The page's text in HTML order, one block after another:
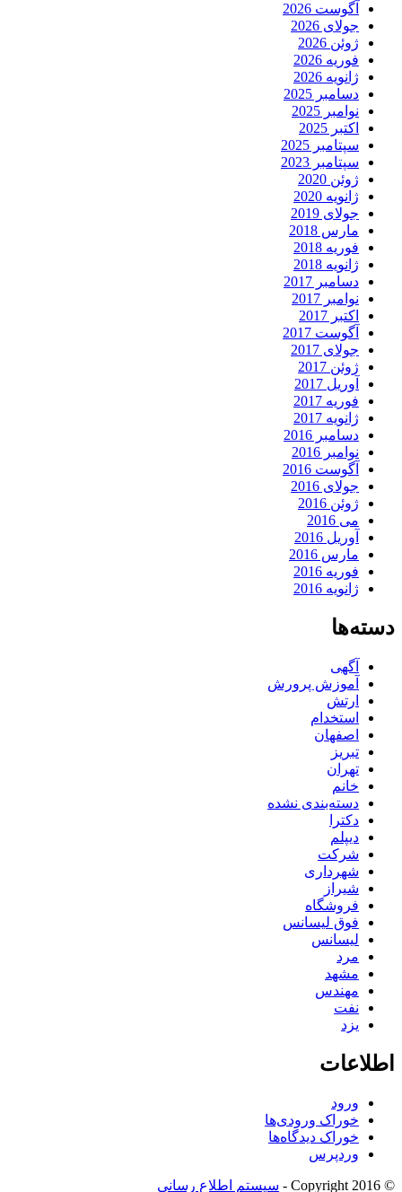
آگوست 2026
جولای 2026
ژوئن 2026
فوریه 2026
ژانویه 2026
دسامبر 2025
نوامبر 2025
اکتبر 2025
سپتامبر 2025
سپتامبر 2023
ژوئن 2020
ژانویه 2020
جولای 2019
مارس 2018
فوریه 2018
ژانویه 2018
دسامبر 2017
نوامبر 2017
اکتبر 2017
آگوست 2017
جولای 2017
ژوئن 2017
آوریل 2017
فوریه 2017
ژانویه 2017
دسامبر 2016
نوامبر 2016
آگوست 2016
جولای 2016
ژوئن 2016
می 2016
آوریل 2016
مارس 2016
فوریه 2016
ژانویه 2016
دسته‌ها
آگهی
آموزش پرورش
ارتش
استخدام
اصفهان
تبریز
تهران
خانم
دسته‌بندی نشده
دکترا
دیپلم
شرکت
شهرداری
شیراز
فروشگاه
فوق لیسانس
لیسانس
مرد
مشهد
مهندس
نفت
یزد
اطلاعات
ورود
خوراک ورودی‌ها
خوراک دیدگاه‌ها
وردپرس
© Copyright 2016 - سیستم اطلاع رسانی